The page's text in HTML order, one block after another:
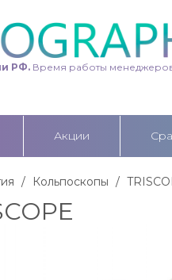
РФ. Время работы
Акции
Кольпоскопы